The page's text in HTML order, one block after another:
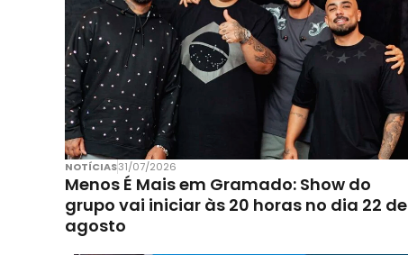
NOTÍCIAS31/07/2026
Menos É Mais em Gramado: Show do
grupo vai iniciar às 20 horas no dia 22 de
agosto